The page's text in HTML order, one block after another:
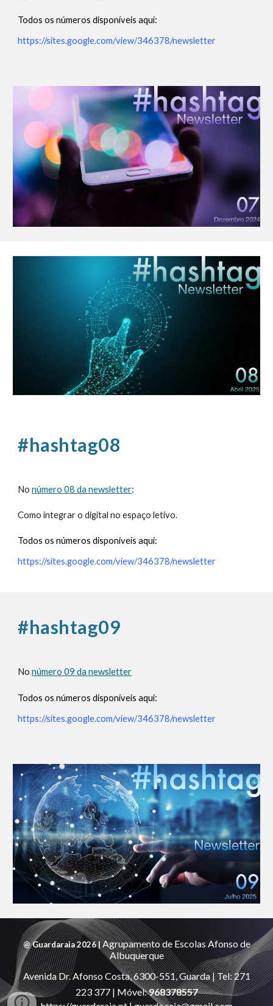
Todos os números disponíveis aqui:
https://sites.google.com/view/346378/newsletter
#hashtag08
Nonúmero 08 da newsletter:
Como integrar o digital no espaço letivo.
Todos os números disponíveis aqui:
https://sites.google.com/view/346378/newsletter
#hashtag09
Nonúmero 09 da newsletter
Todos os números disponíveis aqui:
https://sites.google.com/view/346378/newsletter
@ Guardaraia 2026 |Agrupamento de Escolas Afonso de
Albuquerque
Avenida Dr. Afonso Costa, 6300-551, Guarda | Tel: 271
223 377 | Móvel:968378557